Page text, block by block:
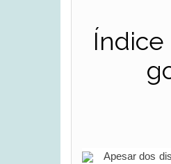
Apesar dos